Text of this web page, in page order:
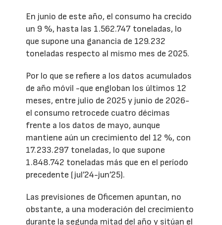
En junio de este año, el consumo ha crecido
un 9 %, hasta las 1.562.747 toneladas, lo
que supone una ganancia de 129.232
toneladas respecto al mismo mes de 2025.
Por lo que se refiere a los datos acumulados
de año móvil -que engloban los últimos 12
meses, entre julio de 2025 y junio de 2026-
el consumo retrocede cuatro décimas
frente a los datos de mayo, aunque
mantiene aún un crecimiento del 12 %, con
17.233.297 toneladas, lo que supone
1.848.742 toneladas más que en el período
precedente (jul’24-jun’25).
Las previsiones de Oficemen apuntan, no
obstante, a una moderación del crecimiento
durante la segunda mitad del año y sitúan el